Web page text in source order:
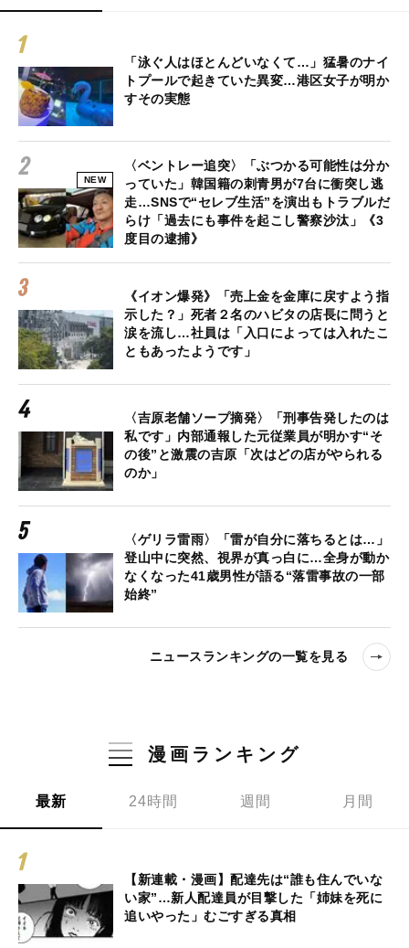
「泳ぐ人はほとんどいなくて…」猛暑のナイ
トプールで起きていた異変…港区女子が明か
すその実態
NEW
〈ベントレー追突〉「ぶつかる可能性は分か
っていた」韓国籍の刺青男が7台に衝突し逃
走…SNSで“セレブ生活”を演出もトラブルだ
らけ「過去にも事件を起こし警察沙汰」《3
度目の逮捕》
《イオン爆発》「売上金を金庫に戻すよう指
示した？」死者２名のハビタの店長に問うと
涙を流し…社員は「入口によっては入れたこ
ともあったようです」
〈吉原老舗ソープ摘発〉「刑事告発したのは
私です」内部通報した元従業員が明かす“そ
の後”と激震の吉原「次はどの店がやられる
のか」
〈ゲリラ雷雨〉「雷が自分に落ちるとは…」
登山中に突然、視界が真っ白に…全身が動か
なくなった41歳男性が語る“落雷事故の一部
始終”
ニュースランキングの一覧を見る
漫画ランキング
最新 24時間 週間 月間
【新連載・漫画】配達先は“誰も住んでいな
い家”…新人配達員が目撃した「姉妹を死に
追いやった」むごすぎる真相